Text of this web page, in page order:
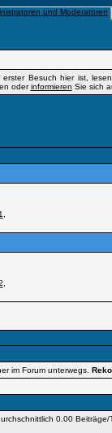
Besuch hier ist,
oderinformieren Sie sich
im Forum unterwegs.
0.00 Beiträge/